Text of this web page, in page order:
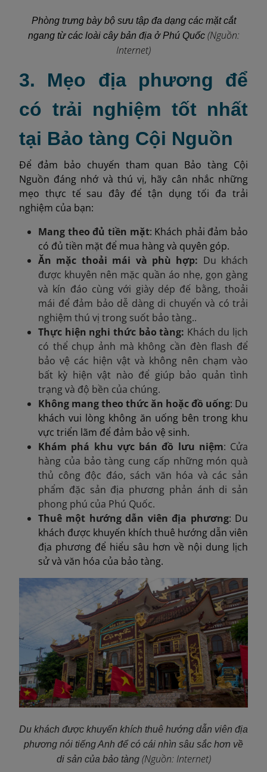
Phòng trưng bày bộ sưu tập đa dạng các mặt cắt
ngang từ các loài cây bản địa ở Phú Quốc (Nguồn:
Internet)
3. Mẹo địa phương để
có trải nghiệm tốt nhất
tại Bảo tàng Cội Nguồn
Để đảm bảo chuyến tham quan Bảo tàng Cội
Nguồn đáng nhớ và thú vị, hãy cân nhắc những
mẹo thực tế sau đây để tận dụng tối đa trải
nghiệm của bạn:
Mang theo đủ tiền mặt: Khách phải đảm bảo
có đủ tiền mặt để mua hàng và quyên góp.
Ăn mặc thoải mái và phù hợp: Du khách
được khuyên nên mặc quần áo nhẹ, gọn gàng
và kín đáo cùng với giày dép đế bằng, thoải
mái để đảm bảo dễ dàng di chuyển và có trải
nghiệm thú vị trong suốt bảo tàng..
Thực hiện nghi thức bảo tàng: Khách du lịch
có thể chụp ảnh mà không cần đèn flash để
bảo vệ các hiện vật và không nên chạm vào
bất kỳ hiện vật nào để giúp bảo quản tình
trạng và độ bền của chúng.
Không mang theo thức ăn hoặc đồ uống: Du
khách vui lòng không ăn uống bên trong khu
vực triển lãm để đảm bảo vệ sinh.
Khám phá khu vực bán đồ lưu niệm: Cửa
hàng của bảo tàng cung cấp những món quà
thủ công độc đáo, sách văn hóa và các sản
phẩm đặc sản địa phương phản ánh di sản
phong phú của Phú Quốc.
Thuê một hướng dẫn viên địa phương: Du
khách được khuyến khích thuê hướng dẫn viên
địa phương để hiểu sâu hơn về nội dung lịch
sử và văn hóa của bảo tàng.
Du khách được khuyến khích thuê hướng dẫn viên địa
phương nói tiếng Anh để có cái nhìn sâu sắc hơn về
di sản của bảo tàng (Nguồn: Internet)